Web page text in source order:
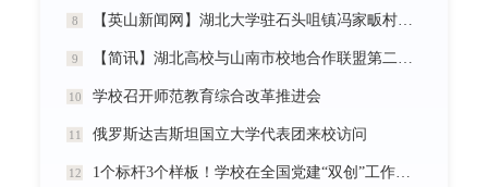
8 【英山新闻网】湖北大学驻石头咀镇冯家畈村工作队：全力守护人民群众生命财产安全
9 【简讯】湖北高校与山南市校地合作联盟第二次全体会议在我校召开
10 学校召开师范教育综合改革推进会
11 俄罗斯达吉斯坦国立大学代表团来校访问
12 1个标杆3个样板！学校在全国党建“双创”工作中再创佳绩